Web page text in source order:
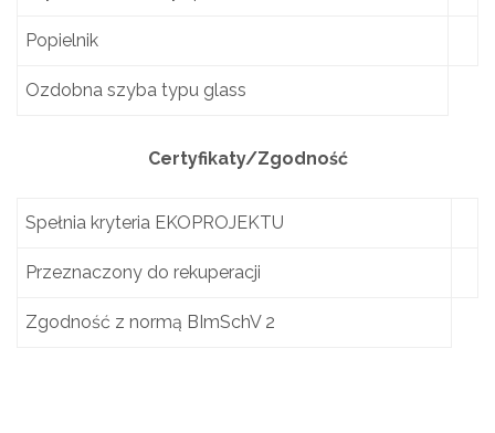
Popielnik
Ozdobna szyba typu glass
Certyfikaty/Zgodność
Spełnia kryteria EKOPROJEKTU
Przeznaczony do rekuperacji
Zgodność z normą BImSchV 2